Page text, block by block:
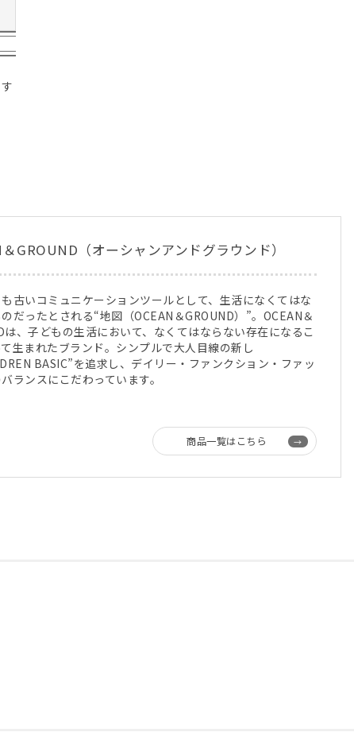
GROUND（オーシャンアンドグラウンド）
古いコミュニケーションツールとして、生活になくてはな
だったとされる“地図（OCEAN＆GROUND）”。OCEAN＆
は、子どもの生活において、なくてはならない存在になるこ
生まれたブランド。シンプルで大人目線の新し
BASIC”を追求し、デイリー・ファンクション・ファッ
ランスにこだわっています。
商品一覧はこちら